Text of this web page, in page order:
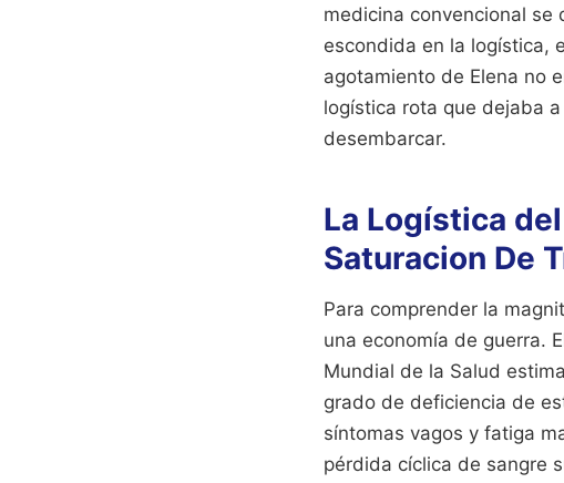
medicina convencional se
escondida en la logística,
agotamiento de Elena no
logística rota que dejaba
desembarcar.
La Logística
Saturacion De
Para comprender la
una economía de guerra.
Mundial de la Salud
grado de deficiencia de
síntomas vagos y fatiga
pérdida cíclica de sangre